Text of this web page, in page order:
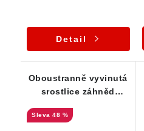
Detail
Oboustranně vyvinutá
srostlice záhněd
muskovitu
48 %